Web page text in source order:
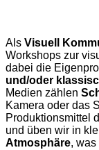
Als Visuell
Workshops zur
dabei die
und/oder
Medien zählen
Kamera oder das
Produktionsmittel
und üben wir in
Atmosphäre,